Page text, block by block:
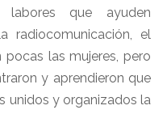
que ayuden
radiocomunicación, el
pocas las mujeres, pero
y aprendieron que
unidos y organizados la